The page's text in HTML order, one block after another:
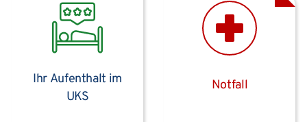
Ihr Aufenthalt im
UKS
Notfall